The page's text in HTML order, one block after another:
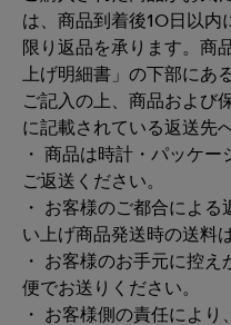
は、商品到着後10日以内
限り返品を承ります。商
上げ明細書」の下部にあ
ご記入の上、商品および
に記載されている返送先
・ 商品は時計・パッケ
ご返送ください。
・ お客様のご都合によ
い上げ商品発送時の送料
・ お客様のお手元に控
便でお送りください。
・ お客様側の責任によ